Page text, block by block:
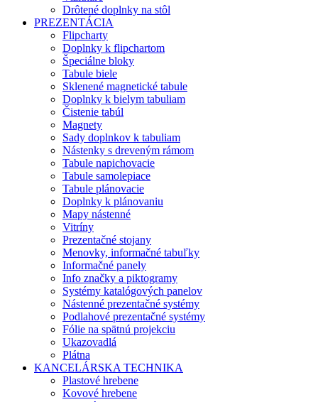
Drôtené doplnky na stôl
PREZENTÁCIA
Flipcharty
Doplnky k flipchartom
Špeciálne bloky
Tabule biele
Sklenené magnetické tabule
Doplnky k bielym tabuliam
Čistenie tabúl
Magnety
Sady doplnkov k tabuliam
Nástenky s dreveným rámom
Tabule napichovacie
Tabule samolepiace
Tabule plánovacie
Doplnky k plánovaniu
Mapy nástenné
Vitríny
Prezentačné stojany
Menovky, informačné tabuľky
Informačné panely
Info značky a piktogramy
Systémy katalógových panelov
Nástenné prezentačné systémy
Podlahové prezentačné systémy
Fólie na spätnú projekciu
Ukazovadlá
Plátna
KANCELÁRSKA TECHNIKA
Plastové hrebene
Kovové hrebene